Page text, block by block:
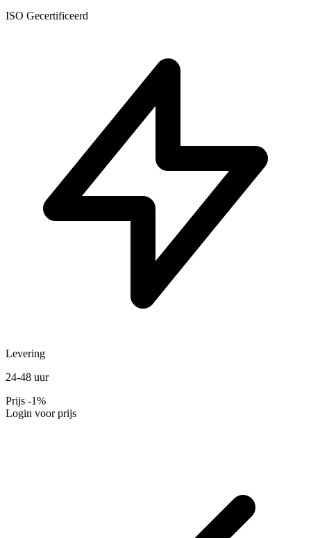
ISO Gecertificeerd
Levering
24-48 uur
Prijs -1%
Login voor prijs